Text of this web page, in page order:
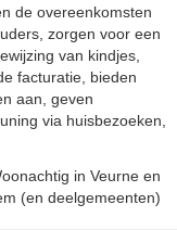
de overeenkomsten
zorgen voor een
van kindjes,
facturatie, bieden
aan, geven
via huisbezoeken,
in Veurne en
(en deelgemeenten)